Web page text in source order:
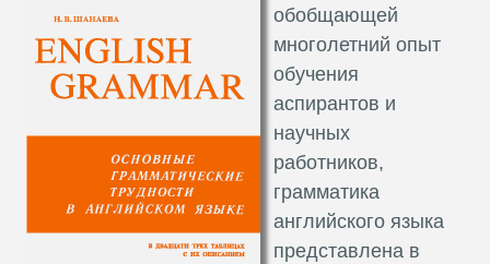
обобщающей
многолетний опыт
обучения
аспирантов и
научных
работников,
грамматика
английского языка
представлена в